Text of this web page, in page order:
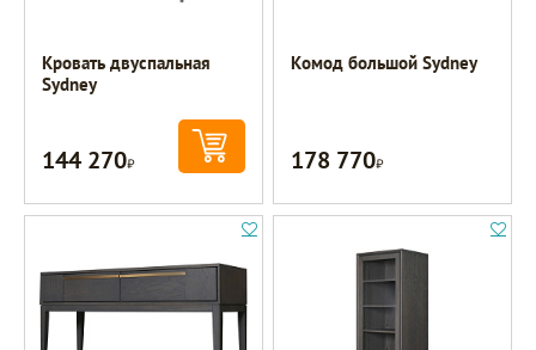
Кровать двуспальная
Sydney
144 270Р
Комод большой Sydney
178 770Р